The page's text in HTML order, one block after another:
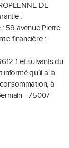
DE
:
59 avenue Pierre
financière :
1 et suivants du
qu’il a la
à
- 75007